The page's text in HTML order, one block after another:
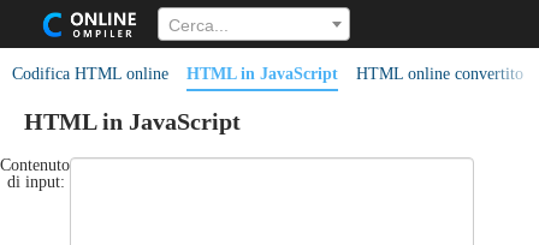
Cerca...
Codifica HTML online HTML in JavaScript HTML online convertito
HTML in JavaScript
Contenuto
di input: